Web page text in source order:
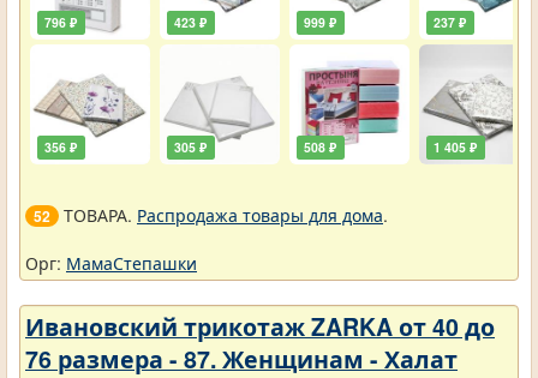
796 ₽
356 ₽
423 ₽
305 ₽
999 ₽
508 ₽
237 ₽
1 405 ₽
52 ТОВАРА. Распродажа товары для дома.
Орг: МамаСтепашки
Ивановский трикотаж ZARKA от 40 до
76 размера - 87. Женщинам - Халат